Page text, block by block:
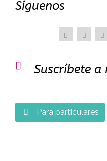
Síguenos
 Suscríbete
 Para particulares